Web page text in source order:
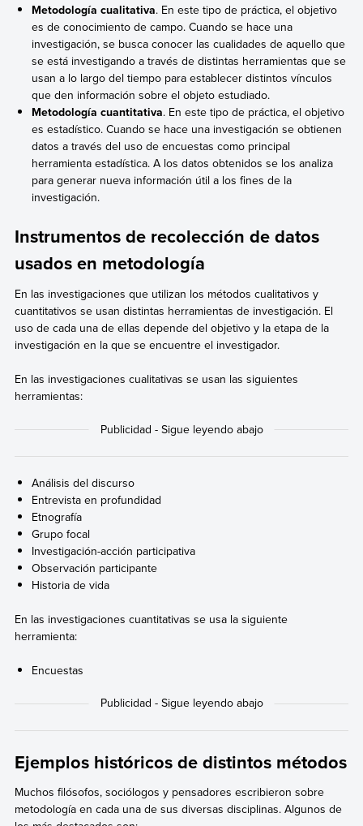
Metodología cualitativa. En este tipo de práctica, el objetivo
es de conocimiento de campo. Cuando se hace una
investigación, se busca conocer las cualidades de aquello que
se está investigando a través de distintas herramientas que se
usan a lo largo del tiempo para establecer distintos vínculos
que den información sobre el objeto estudiado.
Metodología cuantitativa. En este tipo de práctica, el objetivo
es estadístico. Cuando se hace una investigación se obtienen
datos a través del uso de encuestas como principal
herramienta estadística. A los datos obtenidos se los analiza
para generar nueva información útil a los fines de la
investigación.
Instrumentos de recolección de datos
usados en metodología
En las investigaciones que utilizan los métodos cualitativos y
cuantitativos se usan distintas herramientas de investigación. El
uso de cada una de ellas depende del objetivo y la etapa de la
investigación en la que se encuentre el investigador.
En las investigaciones cualitativas se usan las siguientes
herramientas:
Análisis del discurso
Entrevista en profundidad
Etnografía
Grupo focal
Investigación-acción participativa
Observación participante
Historia de vida
En las investigaciones cuantitativas se usa la siguiente
herramienta:
Encuestas
Ejemplos históricos de distintos métodos
Muchos filósofos, sociólogos y pensadores escribieron sobre
metodología en cada una de sus diversas disciplinas. Algunos de